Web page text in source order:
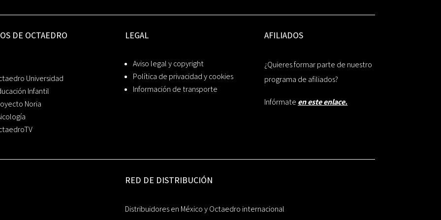
DE OCTAEDRO
Universidad
Infantil
Noria
LEGAL
Aviso legal y copyright
Política de privacidad y cookies
Información de transporte
AFILIADOS
¿Quieres formar parte de nuestro
programa de afiliados?
Infórmate en este enlace.
RED DE DISTRIBUCIÓN
Distribuidores en México y Octaedro internacional